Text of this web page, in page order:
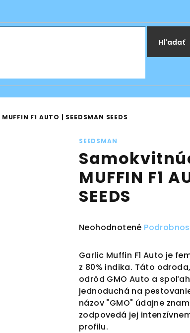
Hľadať
F1 AUTO | SEEDSMAN SEEDS
SEEDSMAN
MUFFIN F1
SEEDS
Priemerné
produktu
je
0,0
z
5
hviezdičiek.
Neohodnotené
Garlic Muffin F1 Auto je
z 80% indika. Táto
odrôd GMO Auto a
jednoduchá na
názov "GMO" údajne
zodpovedá jej
profilu.